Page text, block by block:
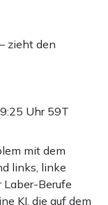
zieht den
Uhr 59T
mit dem
links, linke
Berufe
KI, die auf dem